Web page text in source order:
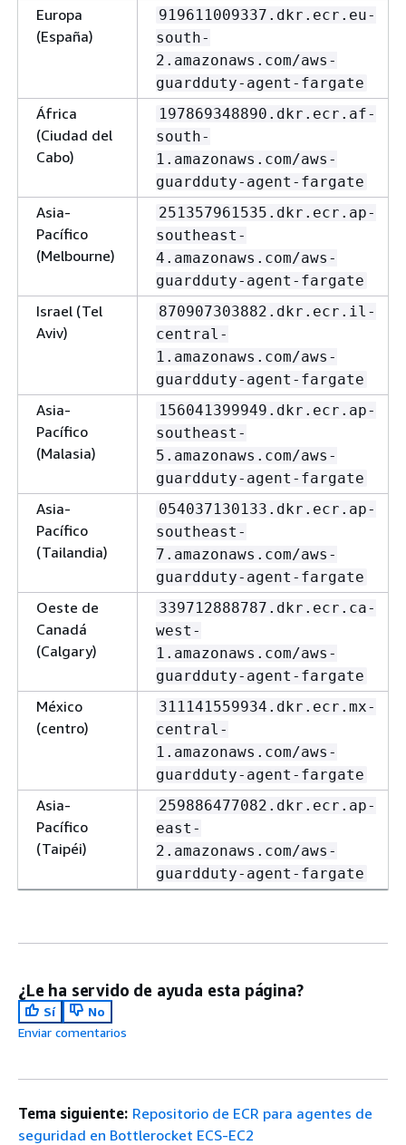
Europa
(España)
919611009337.dkr.ecr.eu-
south-
2.amazonaws.com/aws-
guardduty-agent-fargate
África
(Ciudad del
Cabo)
197869348890.dkr.ecr.af-
south-
1.amazonaws.com/aws-
guardduty-agent-fargate
Asia-
Pacífico
(Melbourne)
251357961535.dkr.ecr.ap-
southeast-
4.amazonaws.com/aws-
guardduty-agent-fargate
Israel (Tel
Aviv)
870907303882.dkr.ecr.il-
central-
1.amazonaws.com/aws-
guardduty-agent-fargate
Asia-
Pacífico
(Malasia)
156041399949.dkr.ecr.ap-
southeast-
5.amazonaws.com/aws-
guardduty-agent-fargate
Asia-
Pacífico
(Tailandia)
054037130133.dkr.ecr.ap-
southeast-
7.amazonaws.com/aws-
guardduty-agent-fargate
Oeste de
Canadá
(Calgary)
339712888787.dkr.ecr.ca-
west-
1.amazonaws.com/aws-
guardduty-agent-fargate
México
(centro)
311141559934.dkr.ecr.mx-
central-
1.amazonaws.com/aws-
guardduty-agent-fargate
Asia-
Pacífico
(Taipéi)
259886477082.dkr.ecr.ap-
east-
2.amazonaws.com/aws-
guardduty-agent-fargate
¿Le ha servido de ayuda esta página?
Sí
No
Enviar comentarios
Tema siguiente: Repositorio de ECR para agentes de
seguridad en Bottlerocket ECS-EC2